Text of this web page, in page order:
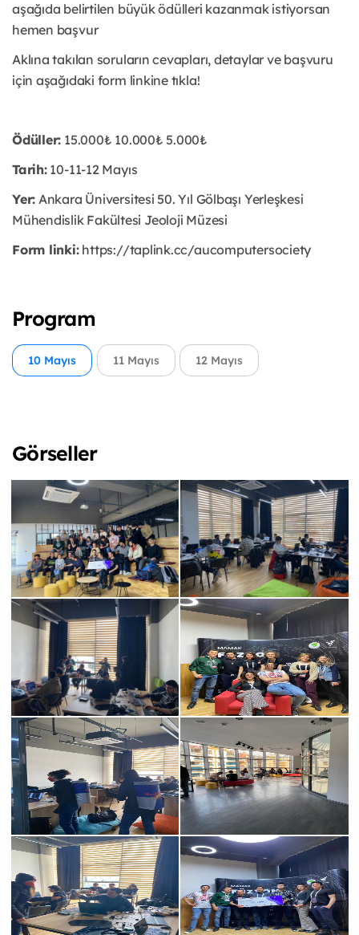
aşağıda belirtilen büyük ödülleri kazanmak istiyorsan
hemen başvur
Aklına takılan soruların cevapları, detaylar ve başvuru
için aşağıdaki form linkine tıkla!
Ödüller: 15.000₺ 10.000₺5.000₺
Tarih:10-11-12 Mayıs
Yer: Ankara Üniversitesi 50. Yıl Gölbaşı Yerleşkesi
Mühendislik Fakültesi Jeoloji Müzesi
Form linki:https://taplink.cc/aucomputersociety
Program
10 Mayıs 11 Mayıs 12 Mayıs
Görseller